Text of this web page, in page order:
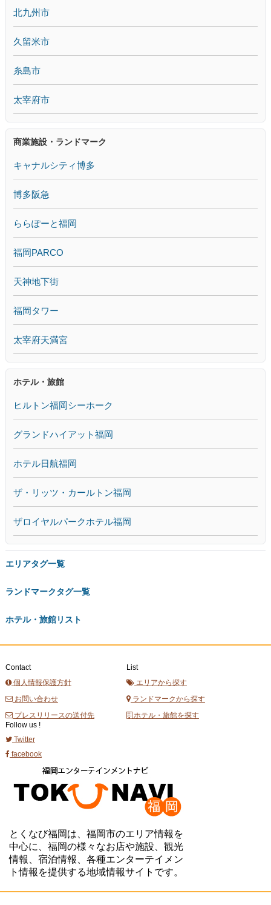
北九州市
久留米市
糸島市
太宰府市
商業施設・ランドマーク
キャナルシティ博多
博多阪急
ららぽーと福岡
福岡PARCO
天神地下街
福岡タワー
太宰府天満宮
ホテル・旅館
ヒルトン福岡シーホーク
グランドハイアット福岡
ホテル日航福岡
ザ・リッツ・カールトン福岡
ザロイヤルパークホテル福岡
エリアタグ一覧
ランドマークタグ一覧
ホテル・旅館リスト
Contact
個人情報保護方針
お問い合わせ
プレスリリースの送付先
List
エリアから探す
ランドマークから探す
ホテル・旅館を探す
Follow us !
Twitter
facebook
とくなび福岡は、福岡市のエリア情報を
中心に、福岡の様々なお店や施設、観光
情報、宿泊情報、各種エンターテイメン
ト情報を提供する地域情報サイトです。